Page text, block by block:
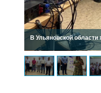
В Ульяновской